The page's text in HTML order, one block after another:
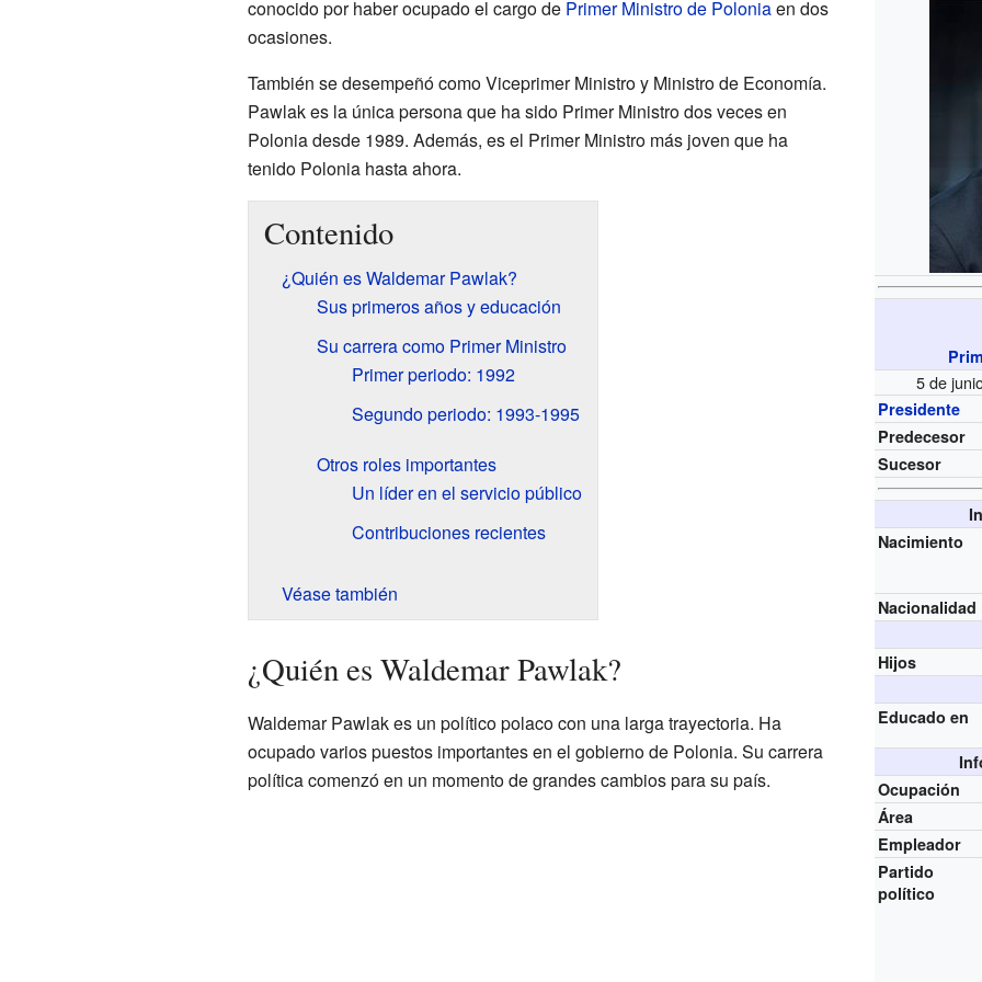
5 de
Presidente
Predecesor
Sucesor
Nacimiento
Nacionalidad
Hijos
Educado en
Ocupación
Área
Empleador
Partido
político
conocido por haber ocupado el cargo de Primer Ministro de Poloniaen dos
ocasiones.
También se desempeñó como Viceprimer Ministro y Ministro de Economía.
Pawlak es la única persona que ha sido Primer Ministro dos veces en
Polonia desde 1989. Además, es el Primer Ministro más joven que ha
tenido Polonia hasta ahora.
Contenido
¿Quién es Waldemar Pawlak?
Sus primeros años y educación
Su carrera como Primer Ministro
Primer periodo: 1992
Segundo periodo: 1993-1995
Otros roles importantes
Un líder en el servicio público
Contribuciones recientes
Véase también
¿Quién es Waldemar Pawlak?
Waldemar Pawlak es un político polaco con una larga trayectoria. Ha
ocupado varios puestos importantes en el gobierno de Polonia. Su carrera
política comenzó en un momento de grandes cambios para su país.